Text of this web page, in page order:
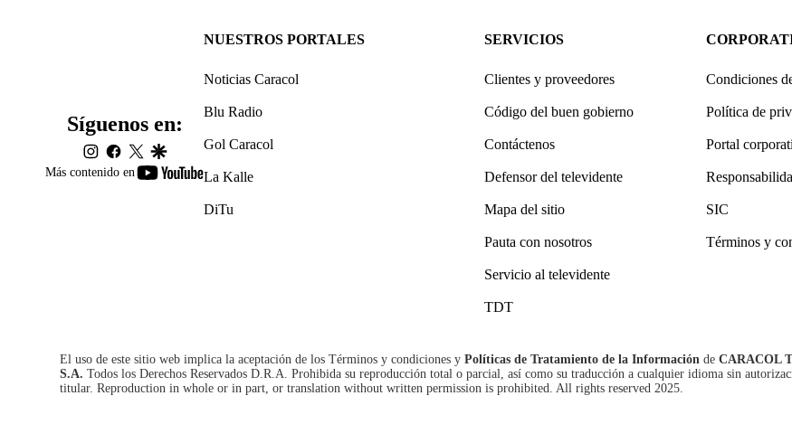
Más contenido en
youtube-
Síguenos en:
instagram
facebook
twittergoogle
NUESTROS PORTALES
Noticias Caracol
Blu Radio
Gol Caracol
La Kalle
DiTu
SERVICIOS
Clientes y proveedores
Código del buen gobierno
Contáctenos
Defensor del televidente
Mapa del sitio
Pauta con nosotros
Servicio al televidente
TDT
Condiciones
Política de
Portal
SIC
Términos y
El uso de este sitio web implica la aceptación de los Términos y condiciones y Políticas de Tratamiento de la Información de CARACOL
S.A. Todos los Derechos Reservados D.R.A. Prohibida su reproducción total o parcial, así como su traducción a cualquier idioma sin
titular. Reproduction in whole or in part, or translation without written permission is prohibited. All rights reserved 2025.